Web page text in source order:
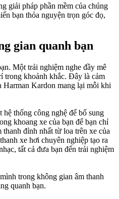
giải pháp phần mềm của chúng
bạn thỏa nguyện trọn góc đọ,
gian quanh bạn
Một trải nghiệm nghe đầy mê
trong khoảnh khắc. Đây là cảm
Harman Kardon mang lại mỗi khi
thống công nghệ để bổ sung
khoang xe của bạn để bạn chỉ
đỉnh nhất từ loa trên xe của
xe hơi chuyên nghiệp tạo ra
tất cả đưa bạn đến trải nghiệm
trong không gian âm thanh
quanh bạn.